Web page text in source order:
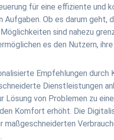
für eine effiziente und
Ob es darum
sind nahezu
es den Nutzern,
Empfehlungen
Dienstleistungen
Lösung von Problemen zu
Komfort erhöht. Die
maßgeschneiderten